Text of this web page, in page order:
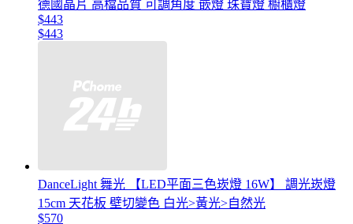
德國晶片 高檔品質 可調角度 嵌燈 珠寶燈 櫥櫃燈
$443
$443
DanceLight 舞光 【LED平面三色崁燈 16W】 調光崁燈
15cm 天花板 壁切變色 白光>黃光>自然光
$570